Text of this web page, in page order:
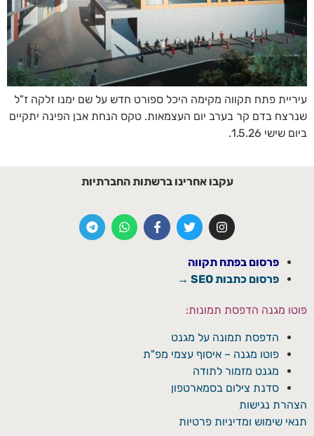
עיריית פתח תקווה מקימה היכל ספורט חדש על שם ימנו זלקה ז"ל
שנרצח בדם קר בערב יום העצמאות. טקס הנחת אבן הפינה יתקיים
ביום שישי 1.5.26.
עקבו אחרינו ברשתות החברתיות
פרסום בפתח תקווה
פרסום כתבות SEO →
פוטו מגנה הדפסת תמונות:
הדפסת תמונה על מגנט
פוטו מגנה – איסוף עצמי מפ"ת
מגנט מזמור לתודה
סדנת צילום בסמארטפון
הצהרת נגישות
תנאי שימוש ומדיניות פרטיות